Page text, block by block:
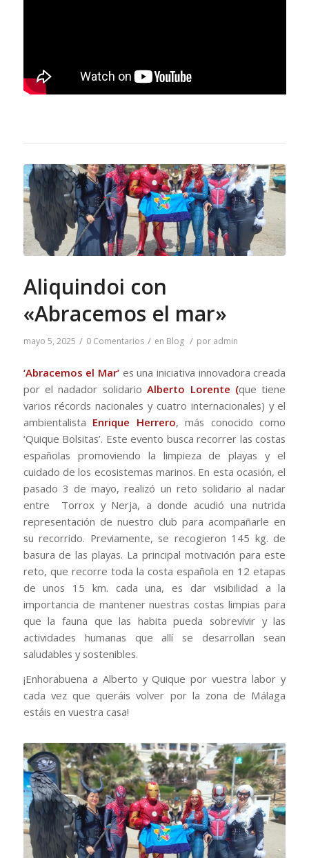
Aliquindoi con
«Abracemos el mar»
mayo 5, 2025 / 0 Comentarios / en Blog / por admin
‘Abracemos el Mar’ es una iniciativa innovadora creada
por el nadador solidarioAlberto Lorente (que tiene
varios récords nacionales y cuatro internacionales) y el
ambientalista Enrique Herrero, más conocido como
‘Quique Bolsitas’. Este evento busca recorrer las costas
españolas promoviendo la limpieza de playas y el
cuidado de los ecosistemas marinos. En esta ocasión, el
pasado 3 de mayo, realizó un reto solidario al nadar
entre Torrox y Nerja, a donde acudió una nutrida
representación de nuestro club para acompañarle en
su recorrido. Previamente, se recogieron 145 kg. de
basura de las playas. La principal motivación para este
reto, que recorre toda la costa española en 12 etapas
de unos 15 km. cada una, es dar visibilidad a la
importancia de mantener nuestras costas limpias para
que la fauna que las habita pueda sobrevivir y las
actividades humanas que allí se desarrollan sean
saludables y sostenibles.
¡Enhorabuena a Alberto y Quique por vuestra labor y
cada vez que queráis volver por la zona de Málaga
estáis en vuestra casa!